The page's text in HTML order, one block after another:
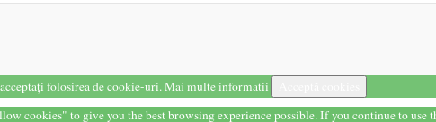
Saptamana romano-britanica: 8-13 mai 2017 Sase scriitori britanici
stilizeaza traduceri din proza contemporana romaneasca ...
folosirea de cookie-uri.Mai multe informatii
cookies" to give you the best browsing experience possible. If you continue to